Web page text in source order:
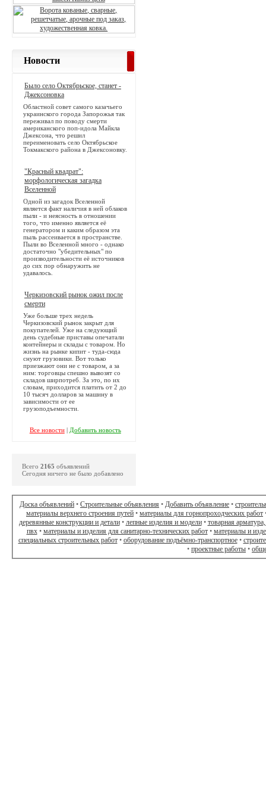
Новости
Было село Октябрьское, станет -
Джексоновка
Областной совет самого казачьего
украинского города Запорожья так
переживал по поводу смерти
американского поп-идола Майкла
Джексона, что решил
переименовать село Октябрьское
Токмакского района в Джексоновку.
"Красный квадрат":
морфологическая загадка
Вселенной
Одной из загадок Вселенной
является факт наличия в ней облаков
пыли - и неясность в отношении
того, что именно является её
генератором и каким образом эта
пыль рассеивается в пространстве.
Пыли во Вселенной много - однако
достаточно "убедительных" по
производительности её источников
до сих пор обнаружить не
удавалось.
Черкизовский рынок ожил после
смерти
Уже больше трех недель
Черкизовский рынок закрыт для
покупателей. Уже на следующий
день судебные приставы опечатали
контейнеры и склады с товаром. Но
жизнь на рынке кипит - туда-сюда
снуют грузовики. Вот только
приезжают они не с товаром, а за
ним: торговцы спешно вывозят со
складов ширпотреб. За это, по их
словам, приходится платить от 2 до
10 тысяч долларов за машину в
зависимости от ее
грузоподъемности.
Все новости| Добавить новость
Всего 2165 объявлений
Сегодня ничего не было добавлено
Доска объявлений • Строительные объявления • Добавить объявление •
материалы верхнего строения путей • материалы для горнопроходческих работ
деревянные конструкции и детали• лепные изделия и модели• товарная
пвх• материалы и изделия для санитарно-технических работ• материалы и
специальных строительных работ• оборудование подъёмно-транспортное•
• проектные работы •